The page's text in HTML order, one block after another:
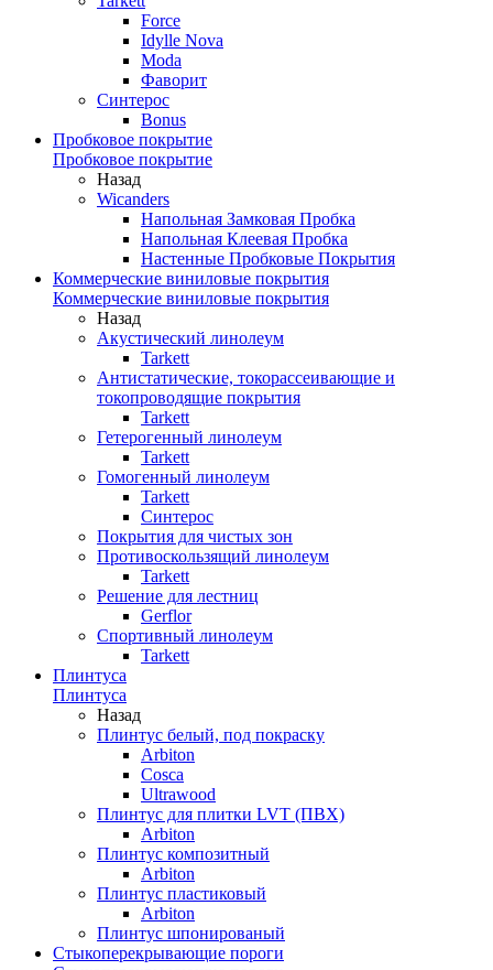
Force
Idylle Nova
Moda
Фаворит
Синтерос
Bonus
Пробковое покрытие
Пробковое покрытие
Назад
Wicanders
Напольная Замковая Пробка
Напольная Клеевая Пробка
Настенные Пробковые Покрытия
Коммерческие виниловые покрытия
Коммерческие виниловые покрытия
Назад
Акустический линолеум
Tarkett
Антистатические, токорассеивающие и
токопроводящие покрытия
Tarkett
Гетерогенный линолеум
Tarkett
Гомогенный линолеум
Tarkett
Синтерос
Покрытия для чистых зон
Противоскользящий линолеум
Tarkett
Решение для лестниц
Gerflor
Спортивный линолеум
Tarkett
Плинтуса
Плинтуса
Назад
Плинтус белый, под покраску
Arbiton
Cosca
Ultrawood
Плинтус для плитки LVT (ПВХ)
Arbiton
Плинтус композитный
Arbiton
Плинтус пластиковый
Arbiton
Плинтус шпонированый
Стыкоперекрывающие пороги